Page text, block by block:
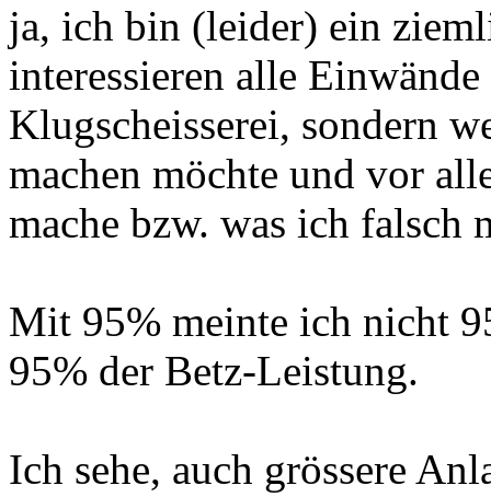
ja, ich bin (leider) ein
interessieren alle
Klugscheisserei, sondern
machen möchte und vor
mache bzw. was ich falsch
Mit 95% meinte ich nicht
95% der Betz-Leistung.
Ich sehe, auch grössere